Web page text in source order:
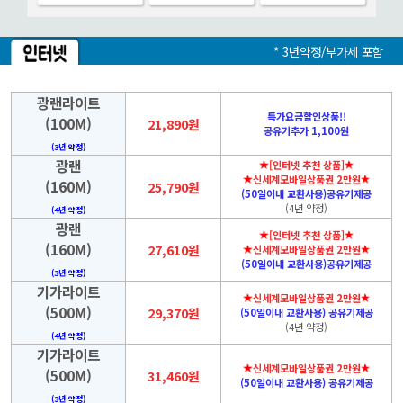
* 3년약정/부가세 포함
광랜라이트
(100M)
(3년 약정)
21,890원
특가요금할인상품!!
공유기추가 1,100원
광랜
(160M)
(4년 약정)
25,790원
[인터넷 추천 상품]
신세계모바일상품권 2만원
(50일이내 교환사용)공유기제공
(4년 약정)
광랜
(160M)
(3년 약정)
27,610원
[인터넷 추천 상품]
신세계모바일상품권 2만원
(50일이내 교환사용)공유기제공
기가라이트
(500M)
(4년 약정)
29,370원
신세계모바일상품권 2만원
(50일이내 교환사용) 공유기제공
(4년 약정)
기가라이트
(500M)
(3년 약정)
31,460원
신세계모바일상품권 2만원
(50일이내 교환사용) 공유기제공